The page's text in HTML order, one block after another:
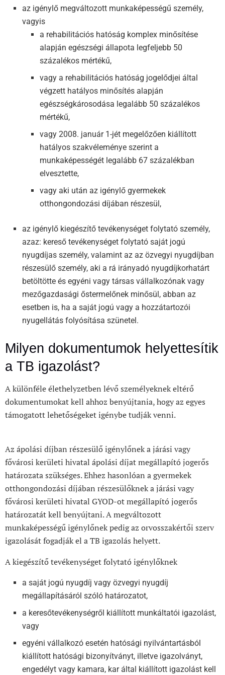
az igénylő megváltozott munkaképességű személy,
vagyis
a rehabilitációs hatóság komplex minősítése
alapján egészségi állapota legfeljebb 50
százalékos mértékű,
vagy a rehabilitációs hatóság jogelődjei által
végzett hatályos minősítés alapján
egészségkárosodása legalább 50 százalékos
mértékű,
vagy 2008. január 1-jét megelőzően kiállított
hatályos szakvéleménye szerint a
munkaképességét legalább 67 százalékban
elvesztette,
vagy aki után az igénylő gyermekek
otthongondozási díjában részesül,
az igénylő kiegészítő tevékenységet folytató személy,
azaz: kereső tevékenységet folytató saját jogú
nyugdíjas személy, valamint az az özvegyi nyugdíjban
részesülő személy, aki a rá irányadó nyugdíjkorhatárt
betöltötte és egyéni vagy társas vállalkozónak vagy
mezőgazdasági őstermelőnek minősül, abban az
esetben is, ha a saját jogú vagy a hozzátartozói
nyugellátás folyósítása szünetel.
Milyen dokumentumok helyettesítik
a TB igazolást?
A különféle élethelyzetben lévő személyeknek eltérő
dokumentumokat kell ahhoz benyújtania, hogy az egyes
támogatott lehetőségeket igénybe tudják venni.
Az ápolási díjban részesülő igénylőnek a járási vagy
fővárosi kerületi hivatal ápolási díjat megállapító jogerős
határozata szükséges. Ehhez hasonlóan a gyermekek
otthongondozási díjában részesülőknek a járási vagy
fővárosi kerületi hivatal GYOD-ot megállapító jogerős
határozatát kell benyújtani. A megváltozott
munkaképességű igénylőnek pedig az orvosszakértői szerv
igazolását fogadják el a TB igazolás helyett.
A kiegészítő tevékenységet folytató igénylőknek
a saját jogú nyugdíj vagy özvegyi nyugdíj
megállapításáról szóló határozatot,
a keresőtevékenységről kiállított munkáltatói igazolást,
vagy
egyéni vállalkozó esetén hatósági nyilvántartásból
kiállított hatósági bizonyítványt, illetve igazolványt,
engedélyt vagy kamara, kar által kiállított igazolást kell